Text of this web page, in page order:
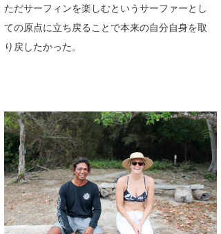
ただサーフィンを楽しむというサーファーとし
ての原点に立ち戻ることで本来の自分自身を取
り戻したかった。
まっきー
三輪予報士
上條将美
唐澤予報士
SancheZ
ゴン